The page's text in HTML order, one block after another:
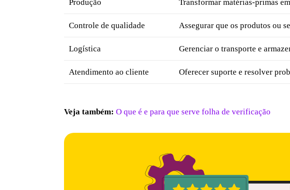
Produção Transformar matérias-primas
Controle de qualidade Assegurar que os produtos ou
Logística Gerenciar o transporte e
Atendimento ao cliente Oferecer suporte e resolver
Veja também: O que é e para que serve folha de verificação